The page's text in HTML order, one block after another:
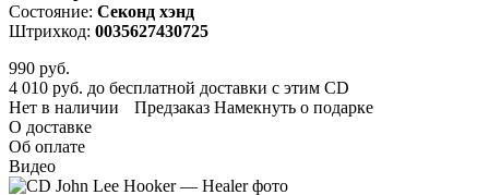
Состояние: Секонд хэнд
Штрихкод: 0035627430725
990 руб.
4 010 руб. до бесплатной доставки с этим CD
Нет в наличии
Предзаказ Намекнуть о подарке
О доставке
Об оплате
Видео